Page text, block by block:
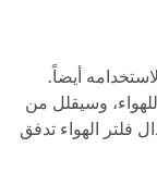
أيضاً.
وسيقلل من
فلتر الهواء تدفق